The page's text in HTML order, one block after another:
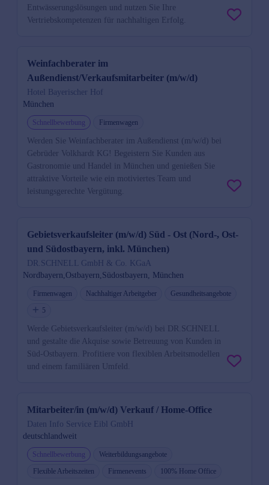
Entwässerungslösungen und nutzen Sie Ihre
Vertriebskompetenzen für nachhaltigen Erfolg.
Weinfachberater im
Außendienst/Verkaufsmitarbeiter (m/w/d)
Hotel Bayerischer Hof
München
Schnellbewerbung Firmenwagen
Werden Sie Weinfachberater im Außendienst (m/w/d) bei
Gebrüder Volkhardt KG! Begeistern Sie Kunden aus
Gastronomie und Handel in München und genießen Sie
attraktive Vorteile wie ein motiviertes Team und
leistungsgerechte Vergütung.
Gebietsverkaufsleiter (m/w/d) Süd - Ost (Nord-, Ost-
und Südostbayern, inkl. München)
DR.SCHNELL GmbH & Co. KGaA
Nordbayern,Ostbayern,Südostbayern, München
Firmenwagen Nachhaltiger Arbeitgeber
Gesundheitsangebote
5
Werde Gebietsverkaufsleiter (m/w/d) bei DR.SCHNELL
und gestalte die Akquise sowie Betreuung von Kunden in
Süd-Ostbayern. Profitiere von flexiblen Arbeitsmodellen
und einem familiären Umfeld.
Mitarbeiter/in (m/w/d) Verkauf / Home-Office
Daten Info Service Eibl GmbH
deutschlandweit
Schnellbewerbung
Weiterbildungsangebote
Flexible Arbeitszeiten
Firmenevents 100% Home Office